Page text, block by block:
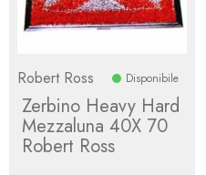
Robert Ross Disponibile
Zerbino Heavy Hard
Mezzaluna 40X 70
Robert Ross